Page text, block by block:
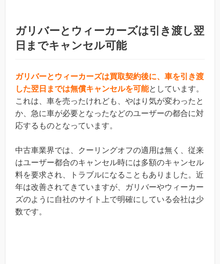
ガリバーとウィーカーズは引き渡し翌
日までキャンセル可能
ガリバーとウィーカーズは買取契約後に、車を引き渡
した翌日までは無償キャンセルを可能としています。
これは、車を売ったけれども、やはり気が変わったと
か、急に車が必要となったなどのユーザーの都合に対
応するものとなっています。
中古車業界では、クーリングオフの適用は無く、従来
はユーザー都合のキャンセル時には多額のキャンセル
料を要求され、トラブルになることもありました。近
年は改善されてきていますが、ガリバーやウィーカー
ズのように自社のサイト上で明確にしている会社は少
数です。